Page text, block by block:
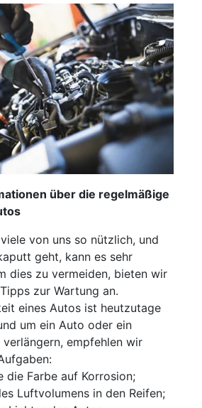
über die regelmäßige
von uns so nützlich, und
geht, kann es sehr
dies zu vermeiden, bieten wir
zur Wartung an.
eines Autos ist heutzutage
um ein Auto oder ein
empfehlen wir
die Farbe auf Korrosion;
Luftvolumens in den Reifen;